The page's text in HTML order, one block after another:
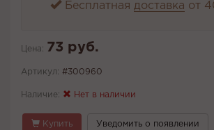
Бесплатная доставка от
Цена: 73 руб.
Артикул: #300960
Наличие: Нет в наличии
Купить Уведомить о появлении